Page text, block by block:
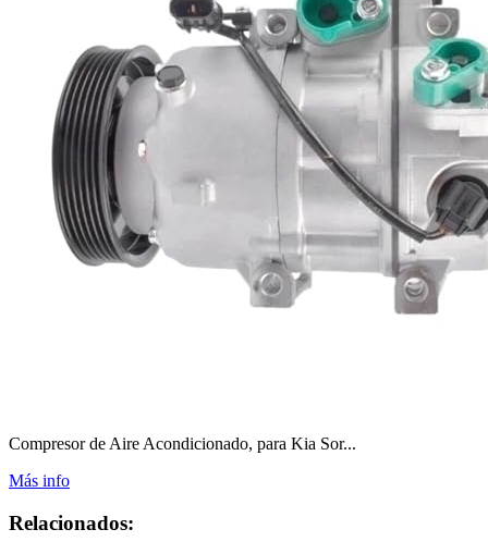
Compresor de Aire Acondicionado, para Kia Sor...
Más info
Relacionados: